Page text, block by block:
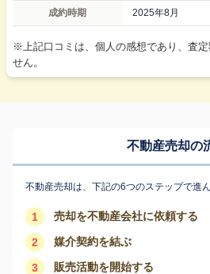
成約時期 2025年8月
※上記口コミは、個人の感想であり、査
せん。
不動産売却の
不動産売却は、下記の6つのステップで進
1 売却を不動産会社に依頼する
2 媒介契約を結ぶ
3 販売活動を開始する